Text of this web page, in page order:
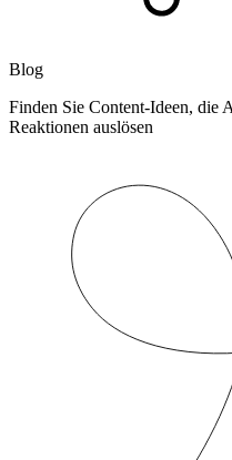
Blog
Finden Sie Content-Ideen, die
Reaktionen auslösen